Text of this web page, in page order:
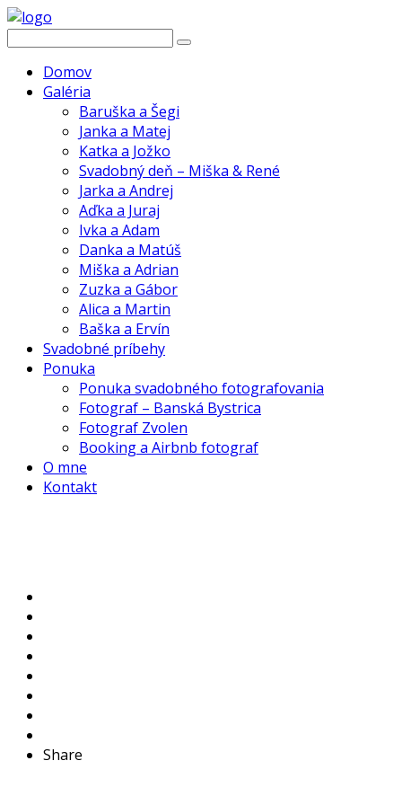
Domov
Galéria
Baruška a Šegi
Janka a Matej
Katka a Jožko
Svadobný deň – Miška & René
Jarka a Andrej
Aďka a Juraj
Ivka a Adam
Danka a Matúš
Miška a Adrian
Zuzka a Gábor
Alica a Martin
Baška a Ervín
Svadobné príbehy
Ponuka
Ponuka svadobného fotografovania
Fotograf – Banská Bystrica
Fotograf Zvolen
Booking a Airbnb fotograf
O mne
Kontakt
Share